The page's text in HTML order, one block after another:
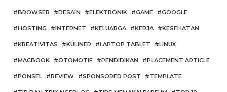
BROWSER DESAIN ELEKTRONIK GAME GOOGLE
HOSTING INTERNET KELUARGA KERJA KESEHATAN
KREATIVITAS KULINER LAPTOP TABLET LINUX
MACBOOK OTOMOTIF PENDIDIKAN PLACEMENT ARTICLE
PONSEL REVIEW SPONSORED POST TEMPLATE